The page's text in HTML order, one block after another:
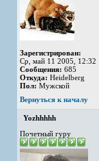
Зарегистрирован:
Ср, май 11 2005, 12:32
Сообщения: 685
Откуда: Heidelberg
Пол: Мужской
Вернуться к началу
Yozhhhhh
Почетный гуру